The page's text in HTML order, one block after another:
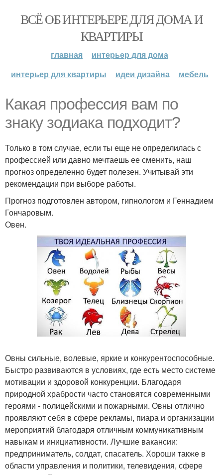
ВСЁ ОБ ИНТЕРЬЕРЕ ДЛЯ ДОМА И
КВАРТИРЫ
главная
интерьер для дома
интерьер для квартиры
идеи дизайна мебель
Какая профессия вам по
знаку зодиака подходит?
Только в том случае, если ты еще не определилась с
профессией или давно мечтаешь ее сменить, наш
прогноз определенно будет полезен. Учитывай эти
рекомендации при выборе работы.
Прогноз подготовлен автором, гипнологом и Геннадием
Гончаровым.
Овен.
Овны сильные, волевые, яркие и конкурентоспособные.
Быстро развиваются в условиях, где есть место системе
мотивации и здоровой конкуренции. Благодаря
природной храбрости часто становятся современными
героями - полицейскими и пожарными. Овны отлично
проявляют себя в сфере рекламы, пиара и организации
мероприятий благодаря отличным коммуникативным
навыкам и инициативности. Лучшие вакансии:
предприниматель, солдат, спасатель. Хороши также в
области управления и политики, телевидения, сфере